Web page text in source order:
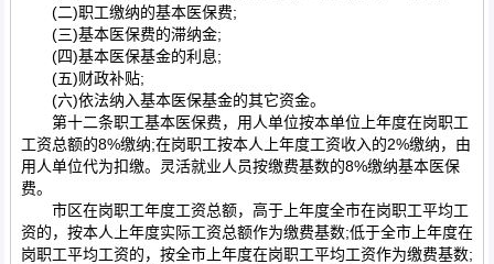
(二)职工缴纳的基本医保费;
(三)基本医保费的滞纳金;
(四)基本医保基金的利息;
(五)财政补贴;
(六)依法纳入基本医保基金的其它资金。
第十二条职工基本医保费，用人单位按本单位上年度在岗职工
工资总额的8%缴纳;在岗职工按本人上年度工资收入的2%缴纳，由
用人单位代为扣缴。灵活就业人员按缴费基数的8%缴纳基本医保
费。
市区在岗职工年度工资总额，高于上年度全市在岗职工平均工
资的，按本人上年度实际工资总额作为缴费基数;低于全市上年度在
岗职工平均工资的，按全市上年度在岗职工平均工资作为缴费基数;